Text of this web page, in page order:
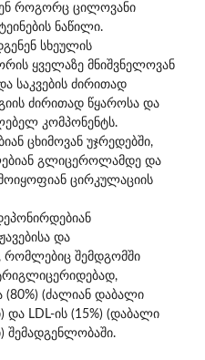
როგორც ცილოვანი
ნაწილი.
სხეულის
ყველაზე მნიშვნელოვან
საკვების ძირითად
ძირითად წყაროსა და
კომპონენტს.
ცხიმოვან უჯრედებში,
გლიცეროლამდე და
ცირკულაციის
და
რომლებიც შემდგომში
(80%) (ძალიან დაბალი
და LDL-ის (15%) (დაბალი
შემადგენლობაში.